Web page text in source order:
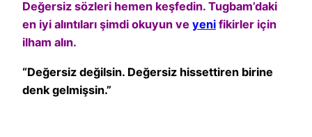
Değersiz sözleri hemen keşfedin. Tugbam’daki
en iyi alıntıları şimdi okuyun ve yeni fikirler için
ilham alın.
“Değersiz değilsin. Değersiz hissettiren birine
denk gelmişsin.”